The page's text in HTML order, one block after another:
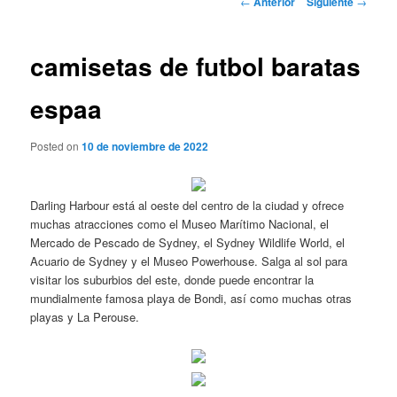
camisetas de futbol baratas
espaa
Posted on10 de noviembre de 2022
Darling Harbour está al oeste del centro de la ciudad y ofrece
muchas atracciones como el Museo Marítimo Nacional, el
Mercado de Pescado de Sydney, el Sydney Wildlife World, el
Acuario de Sydney y el Museo Powerhouse. Salga al sol para
visitar los suburbios del este, donde puede encontrar la
mundialmente famosa playa de Bondi, así como muchas otras
playas y La Perouse.